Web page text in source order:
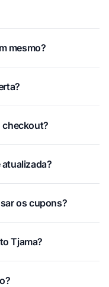
mesmo?
checkout?
os cupons?
Tjama?